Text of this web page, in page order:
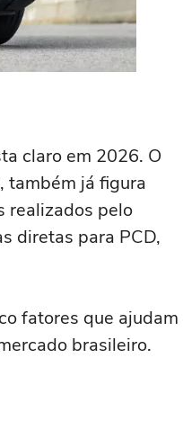
claro em 2026. O
também já figura
realizados pelo
diretas para PCD,
fatores que ajudam
brasileiro.